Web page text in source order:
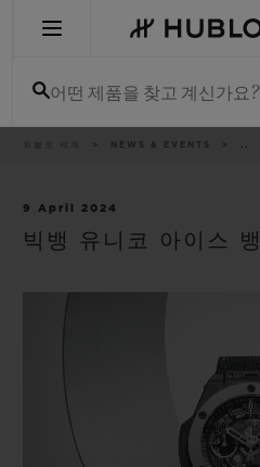
어떤 제품을 찾고 계신가요?
NEWS & EVENTS ..
9 April 2024
빅뱅 유니코 아이스 뱅
신제품